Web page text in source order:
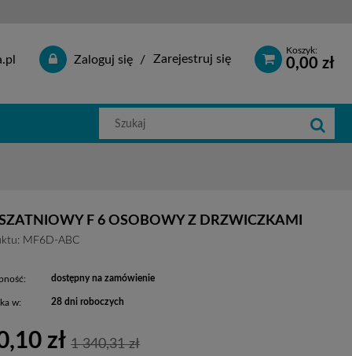
Koszyk:
0,00 zł
Zaloguj się Zarejestruj się
Szukaj
w
SZATNIOWY F 6 OSOBOWY Z DRZWICZKAMI
MF6D-ABC
dostępny na zamówienie
w: 28 dni roboczych
zł 1 340,31 zł